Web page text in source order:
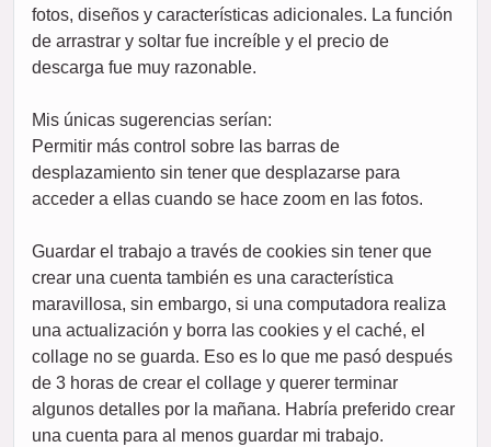
fotos, diseños y características adicionales. La función
de arrastrar y soltar fue increíble y el precio de
descarga fue muy razonable.
Mis únicas sugerencias serían:
Permitir más control sobre las barras de
desplazamiento sin tener que desplazarse para
acceder a ellas cuando se hace zoom en las fotos.
Guardar el trabajo a través de cookies sin tener que
crear una cuenta también es una característica
maravillosa, sin embargo, si una computadora realiza
una actualización y borra las cookies y el caché, el
collage no se guarda. Eso es lo que me pasó después
de 3 horas de crear el collage y querer terminar
algunos detalles por la mañana. Habría preferido crear
una cuenta para al menos guardar mi trabajo.